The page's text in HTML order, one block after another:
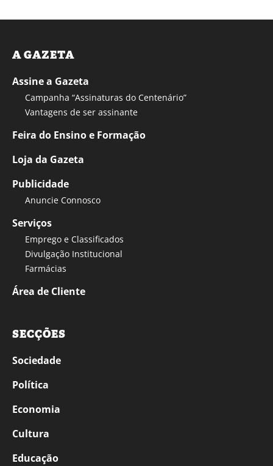
A GAZETA
Assine a Gazeta
Campanha “Assinaturas do Centenário”
Vantagens de ser assinante
Feira do Ensino e Formação
Loja da Gazeta
Publicidade
Anuncie Connosco
Serviços
Emprego e Classificados
Divulgação Institucional
Farmácias
Área de Cliente
SECÇÕES
Sociedade
Política
Economia
Cultura
Educação